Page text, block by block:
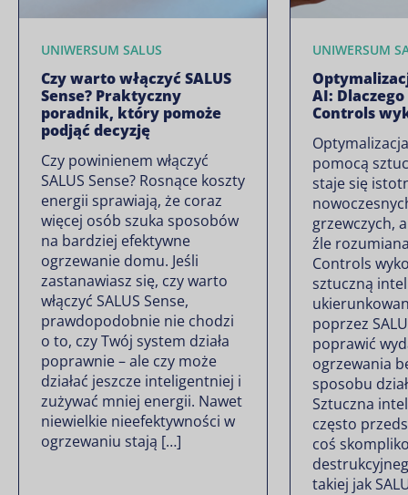
UNIWERSUM SALUS
Czy warto włączyć SALUS
Sense? Praktyczny
poradnik, który pomoże
podjąć decyzję
Czy powinienem włączyć
SALUS Sense? Rosnące koszty
energii sprawiają, że coraz
więcej osób szuka sposobów
na bardziej efektywne
ogrzewanie domu. Jeśli
zastanawiasz się, czy warto
włączyć SALUS Sense,
prawdopodobnie nie chodzi
o to, czy Twój system działa
poprawnie – ale czy może
działać jeszcze inteligentniej i
zużywać mniej energii. Nawet
niewielkie nieefektywności w
ogrzewaniu stają […]
UNIWERSUM
AI: Dlaczego
Controls
pomocą
staje się
grzewczych,
źle
Controls
sztuczną
poprzez
poprawić
ogrzewania
sposobu
Sztuczna
często
coś
takiej jak